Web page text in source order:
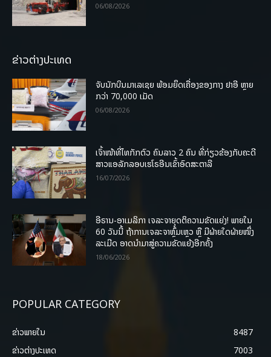
06/08/2026
ຂ່າວຕ່າງປະເທດ
ຈັບນັກບິນມາເລເຊຍ ພ້ອມຍຶດເຄື່ອງຂອງກາງ ຢາອີ ຫຼາຍ
ກວ່າ 70,000 ເມັດ
06/08/2026
ເຈົ້າໜ້າທີ່ໄທກັກຕົວ ຄົນລາວ 2 ຄົນ ທີ່ກ່ຽວຂ້ອງກັບຄະດີ
ສາວແອລັກລອບເຮໂຣອີນເຂົ້າອົດສະຕາລີ
16/07/2026
ອີຣານ-ອາເມລິກາ ເຈລະຈາຍຸດຕິຄວາມຂັດແຍ່ງ! ພາຍໃນ
60 ວັນນີ້ ຖ້າການເຈລະຈາຫຼົ້ມເຫຼວ ຫຼື ມີຝ່າຍໃດຝ່າຍໜຶ່ງ
ລະເມີດ ອາດນໍາມາສູ່ຄວາມຂັດແຍ້ງອີກຄັ້ງ
18/06/2026
POPULAR CATEGORY
ຂ່າວພາຍ​ໃນ
8487
ຂ່າວຕ່າງປະເທດ
7003